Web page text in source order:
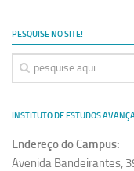
PESQUISE NO SITE!
INSTITUTO DE ESTUDOS
Endereço do Campus:
Avenida Bandeirantes,